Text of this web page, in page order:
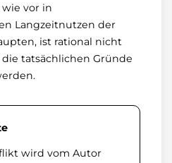
vor in
Langzeitnutzen der
ist rational nicht
tatsächlichen Gründe
wird vom Autor